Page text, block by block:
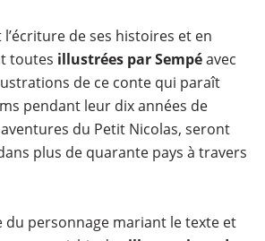
de ses histoires et en
toutes illustrées par Sempéavec
de ce conte qui paraît
pendant leur dix années de
du Petit Nicolas, seront
plus de quarante pays à travers
du personnage mariant le texte et